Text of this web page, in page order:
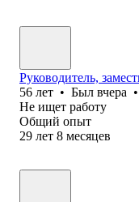
Руководитель,
56 лет • Был вчера •
Не ищет работу
Общий опыт
29 лет 8 месяцев